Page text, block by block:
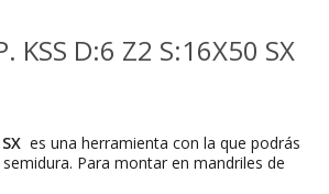
KSS D:6 Z2 S:16X50 SX
es una herramienta con la que podrás
Para montar en mandriles de